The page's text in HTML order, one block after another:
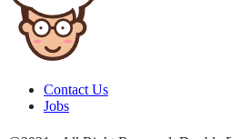
Contact Us
Jobs